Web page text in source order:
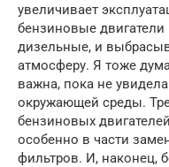
увеличивает
бензиновые
дизельные, и
атмосферу. Я тоже
важна, пока не
окружающей среды.
бензиновых
особенно в части
фильтров. И, наконец,